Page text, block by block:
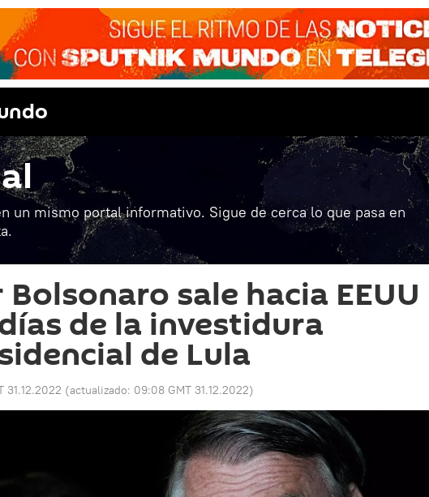
un mismo portal informativo. Sigue de cerca lo que pasa en
Bolsonaro sale hacia EEUU
de la investidura
de Lula
31.12.2022 (actualizado: 09:08 GMT 31.12.2022)